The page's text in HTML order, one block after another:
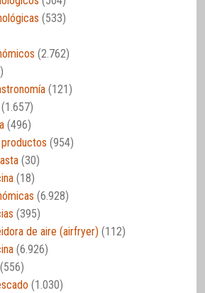
(533)
(2.762)
(121)
(1.657)
(496)
(954)
(30)
(18)
(6.928)
(395)
de aire (airfryer) (112)
(6.926)
(556)
(1.030)